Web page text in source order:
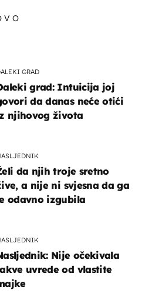
GRAD
grad: Intuicija joj
da danas neće otići
njihovog života
da njih troje sretno
a nije ni svjesna da ga
odavno izgubila
Nije očekivala
uvrede od vlastite